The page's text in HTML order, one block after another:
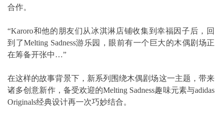
合作。
“Karoro和他的朋友们从冰淇淋店铺收集到幸福因子后，回
到了Melting Sadness游乐园，眼前有一个巨大的木偶剧场正
在筹备开张中…”
在这样的故事背景下，新系列围绕木偶剧场这一主题，带来
诸多创意新作，备受欢迎的Melting Sadness趣味元素与adidas
Originals经典设计再一次巧妙结合。